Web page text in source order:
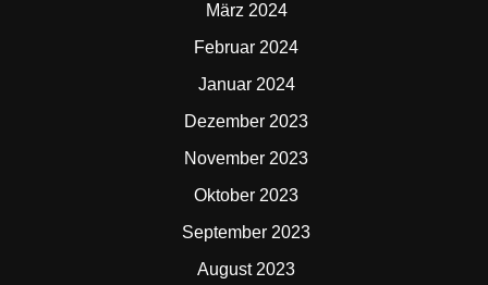
März 2024
Februar 2024
Januar 2024
Dezember 2023
November 2023
Oktober 2023
September 2023
August 2023